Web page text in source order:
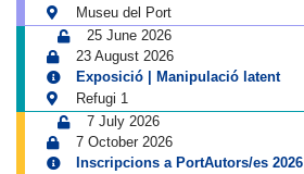
Museu del Port
25 June 2026
23 August 2026
Exposició | Manipulació latent
Refugi 1
7 July 2026
7 October 2026
Inscripcions a PortAutors/es 2026